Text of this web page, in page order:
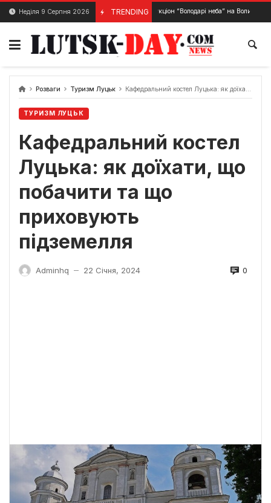
Skip
content
Неділя 9 Серпня 2026 TRENDING
3 Лютого, 2024 Концерт — аукціон “Володарі неба” на Волині 21 Березня,
Розваги Туризм Луцьк Кафедральний костел Луцька: як доїхати, що побачити та що приховують підземелля
ТУРИЗМ ЛУЦЬК
Кафедральний костел
Луцька: як доїхати, що
побачити та що
приховують
підземелля
Adminhq — 22 Січня, 2024 0